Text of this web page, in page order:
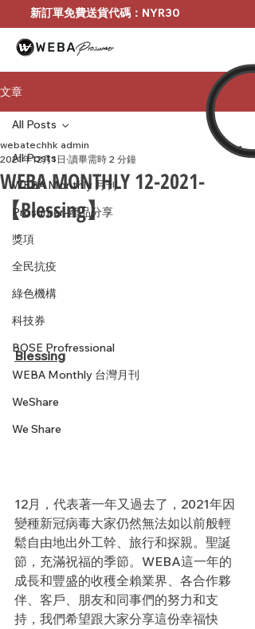
新訂單免費送貨代碼：NYR30
文章
All Posts
WEBA Monthly 月刊
Prosumer-產品分享
獎項
全民抗疫
綠色機構
科技券
BOSE Profressional
WEBA Monthly 台灣月刊
WeShare
We Share
All Posts
WEBA MONTHLY 12-2021-
【Blessing】
webatechhk admin
2021年12月1日 讀畢需時 2 分鐘
Blessing
12月，代表著一年又過去了，2021年因
變種新冠病毒大家仍然無法如以前般輕
鬆自由地出外工幹、旅行和探親。聖誕
節，充滿祝福的季節。WEBA這一年的
成長和豐盛的收穫全賴業界、各合作夥
伴、客戶、朋友和同事們的努力和支
持，我們希望跟大家分享這份幸福快